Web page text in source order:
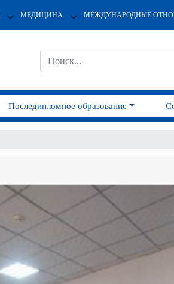
МЕДИЦИНА МЕЖДУНАРОДНЫЕ
Последипломное образование